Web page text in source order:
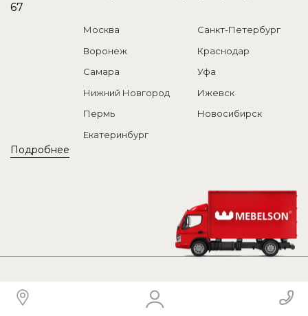
67
Подробнее
Москва
Санкт-Петербург
Воронеж
Краснодар
Самара
Уфа
Нижний Новгород
Ижевск
Пермь
Новосибирск
Екатеринбург
Контактная информация